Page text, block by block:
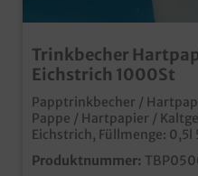
Trinkbecher
Eichstrich 1000St
Papptrinkbecher /
Pappe / Hartpapier /
Eichstrich, Füllmenge:
90mm, 1000 Stück im Karton Ideal für
oder Shakes Auch passende Deckel erhältlich (separat
Produktnummer: